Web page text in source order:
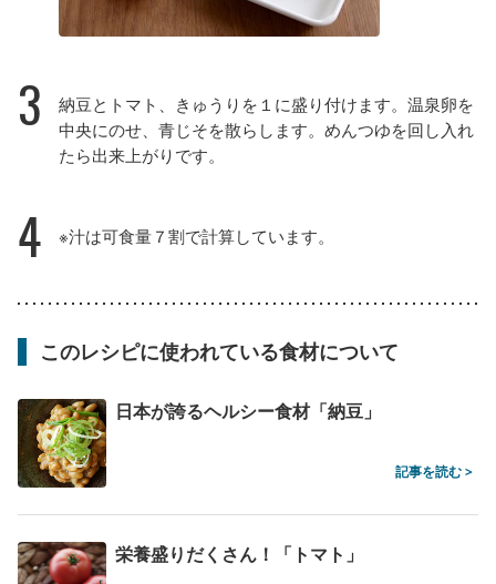
3
納豆とトマト、きゅうりを１に盛り付けます。温泉卵を
中央にのせ、青じそを散らします。めんつゆを回し入れ
たら出来上がりです。
4 ※汁は可食量７割で計算しています。
このレシピに使われている食材について
日本が誇るヘルシー食材「納豆」
記事を読む >
栄養盛りだくさん！「トマト」